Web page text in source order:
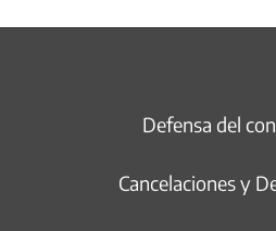
Defensa del
Cancelaciones y